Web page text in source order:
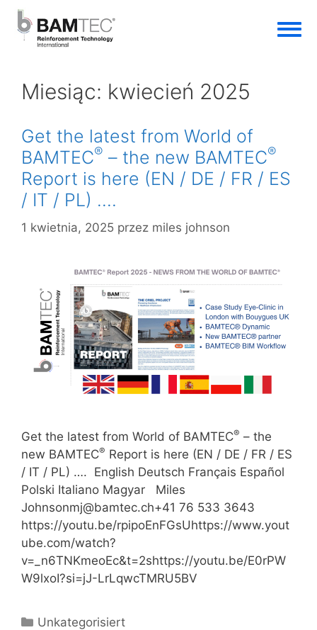
Miesiąc: kwiecień 2025
Get the latest from World of
BAMTEC® – the new BAMTEC®
Report is here (EN / DE / FR / ES
/ IT / PL) ….
1 kwietnia, 2025 przez miles johnson
Get the latest from World of BAMTEC® – the
new BAMTEC® Report is here (EN / DE / FR / ES
/ IT / PL) …. English Deutsch Français Español
Polski Italiano Magyar Miles
Johnsonmj@bamtec.ch+41 76 533 3643
https://youtu.be/rpipoEnFGsUhttps://www.yout
ube.com/watch?
v=_n6TNKmeoEc&t=2shttps://youtu.be/E0rPW
W9lxoI?si=jJ-LrLqwcTMRU5BV
Unkategorisiert